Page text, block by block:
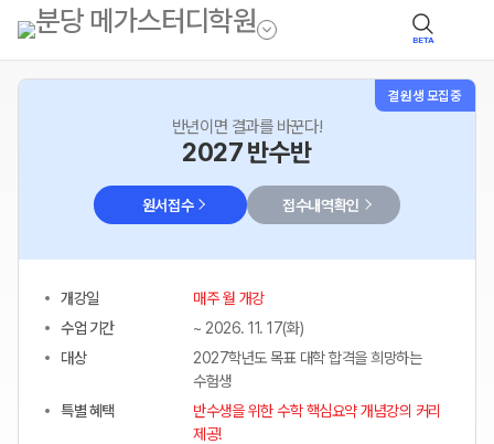
BETA
반년이면 결과를 바꾼다!
2027 반수반
원서접수 접수내역확인
개강일
매주 월 개강
수업 기간
~ 2026. 11. 17(화)
대상
2027학년도 목표 대학 합격을 희망하는
수험생
특별 혜택
반수생을 위한 수학 핵심요약 개념강의 커리
제공!
결원생 모집중